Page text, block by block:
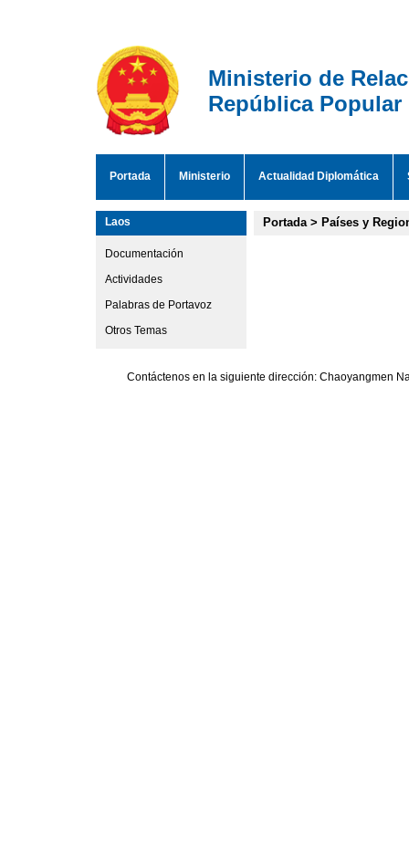
Ministerio de
República Popular
Portada Ministerio Actualidad Diplomática
Laos
Documentación
Actividades
Palabras de Portavoz
Otros Temas
Portada> Países y
Contáctenos en la siguiente dirección: Chaoyangmen